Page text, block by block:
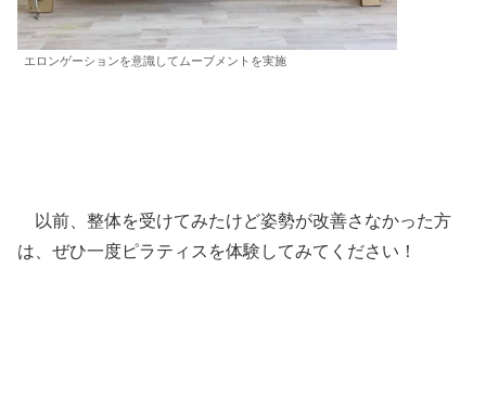
エロンゲーションを意識してムーブメントを実施
以前、整体を受けてみたけど姿勢が改善さなかった方
は、ぜひ一度ピラティスを体験してみてください！